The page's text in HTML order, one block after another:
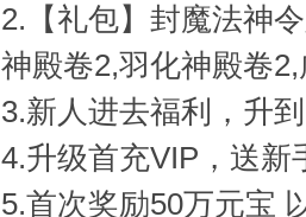
2.【礼包】封魔法神
神殿卷2,羽化神殿卷
3.新人进去福利，升
4.升级首充VIP，送
5.首次奖励50万元宝